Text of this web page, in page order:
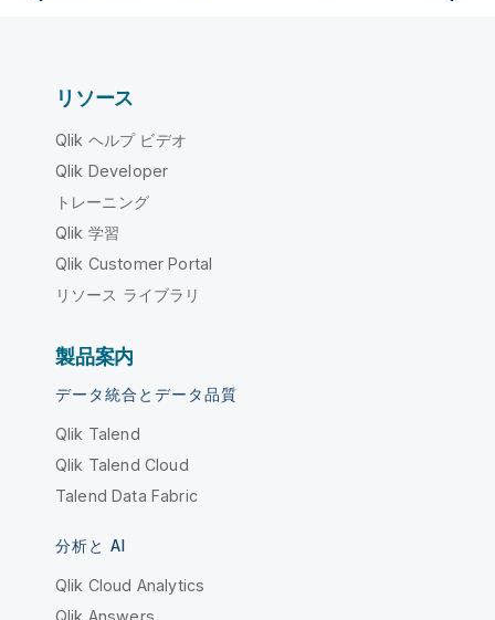
リソース
Qlik ヘルプ ビデオ
Qlik Developer
トレーニング
Qlik 学習
Qlik Customer Portal
リソース ライブラリ
製品案内
データ統合とデータ品質
Qlik Talend
Qlik Talend Cloud
Talend Data Fabric
分析と AI
Qlik Cloud Analytics
Qlik Answers